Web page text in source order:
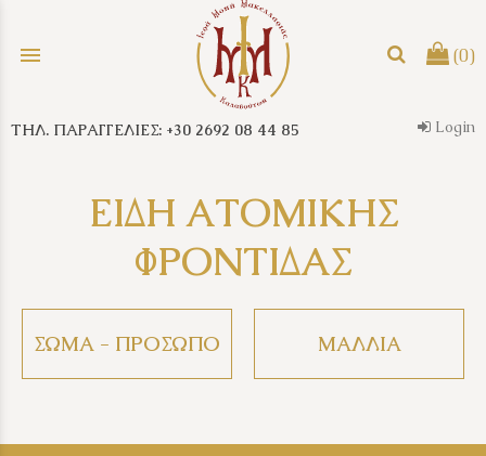
menu (0)
search
ΤΗΛ. ΠΑΡΑΓΓΕΛΙΕΣ: +30 2692 08 44 85 Login
ΕΙΔΗ ΑΤΟΜΙΚΗΣ
ΦΡΟΝΤΙΔΑΣ
ΣΩΜΑ - ΠΡΟΣΩΠΟ ΜΑΛΛΙΑ